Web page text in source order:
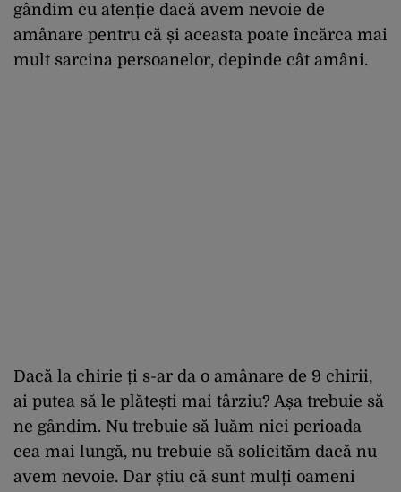
gândim cu atenție dacă avem nevoie de
amânare pentru că și aceasta poate încărca mai
mult sarcina persoanelor, depinde cât amâni.
Dacă la chirie ți s-ar da o amânare de 9 chirii,
ai putea să le plătești mai târziu? Așa trebuie să
ne gândim. Nu trebuie să luăm nici perioada
cea mai lungă, nu trebuie să solicităm dacă nu
avem nevoie. Dar știu că sunt mulți oameni